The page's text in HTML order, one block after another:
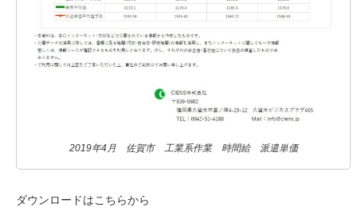
2019年4月 佐賀市 工業系作業 時間給 派遣単価
ダウンロードはこちらから